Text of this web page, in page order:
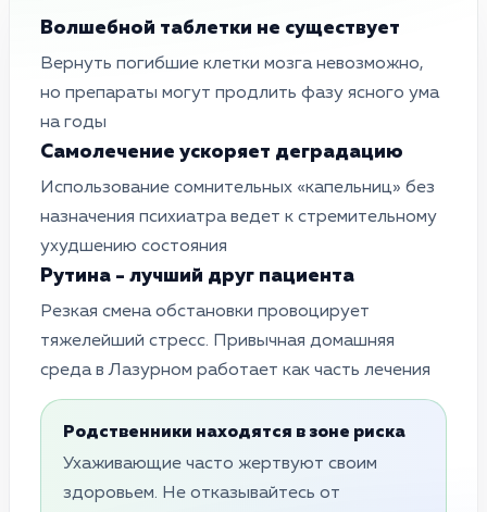
Волшебной таблетки не существует
Вернуть погибшие клетки мозга невозможно,
но препараты могут продлить фазу ясного ума
на годы
Самолечение ускоряет деградацию
Использование сомнительных «капельниц» без
назначения психиатра ведет к стремительному
ухудшению состояния
Рутина - лучший друг пациента
Резкая смена обстановки провоцирует
тяжелейший стресс. Привычная домашняя
среда в Лазурном работает как часть лечения
Родственники находятся в зоне риска
Ухаживающие часто жертвуют своим
здоровьем. Не отказывайтесь от